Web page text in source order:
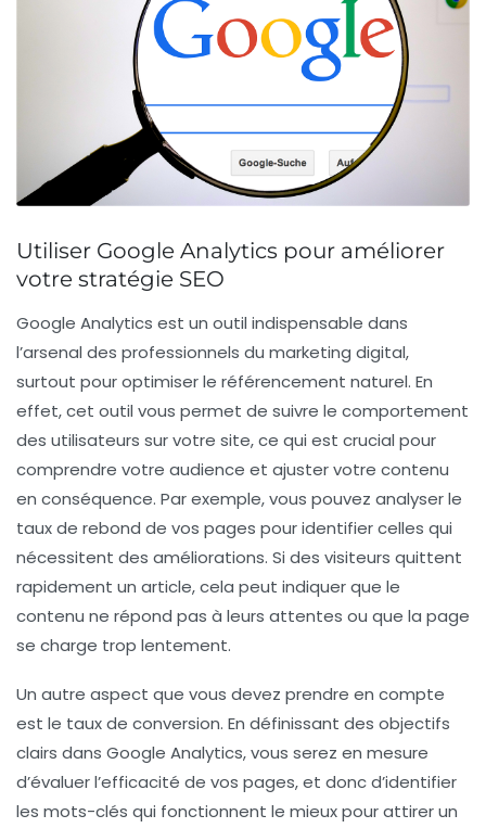
Utiliser Google Analytics pour améliorer
votre stratégie SEO
Google Analytics est un outil indispensable dans
l’arsenal des professionnels du marketing digital,
surtout pouroptimiser le référencement naturel. En
effet, cet outil vous permet de suivre le comportement
des utilisateurs sur votre site, ce qui est crucial pour
comprendre votre audience et ajuster votre contenu
en conséquence. Par exemple, vous pouvez analyser le
taux de rebond de vos pages pour identifier celles qui
nécessitent des améliorations. Si des visiteurs quittent
rapidement un article, cela peut indiquer que le
contenu ne répond pas à leurs attentes ou que la page
se charge trop lentement.
Un autre aspect que vous devez prendre en compte
est le taux de conversion. En définissant des objectifs
clairs dans Google Analytics, vous serez en mesure
d’évaluer l’efficacité de vos pages, et donc d’identifier
les mots-clés qui fonctionnent le mieux pour attirer un